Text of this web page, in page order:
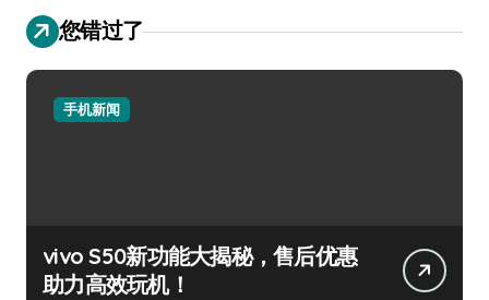
您错过了
手机新闻
vivo S50新功能大揭秘，售后优惠
助力高效玩机！